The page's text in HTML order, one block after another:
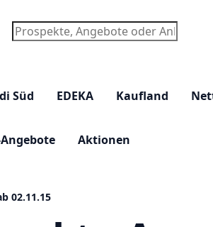
Suchen
Süd EDEKA Kaufland
Aktionen
02.11.15